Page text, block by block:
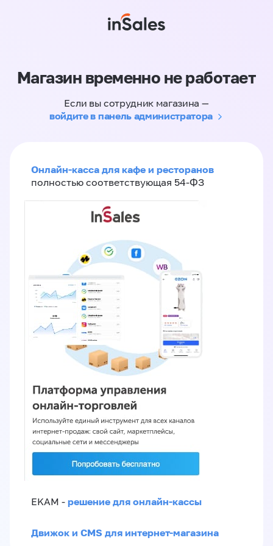
Магазин временно не работает
Если вы сотрудник магазина —
войдите в панель администратора
Онлайн-касса для кафе и ресторанов
полностью соответствующая 54-ФЗ
EKAM - решение для онлайн-кассы
Движок и CMS для интернет-магазина